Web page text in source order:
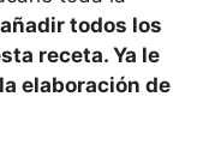
todos los
receta. Ya le
elaboración de